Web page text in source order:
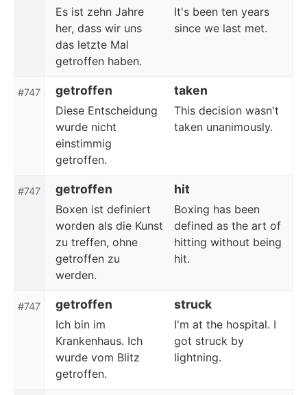
Es ist zehn Jahre
her, dass wir uns
das letzte Mal
getroffen haben.
It's been ten years
since we last met.
#747 getroffen taken
Diese Entscheidung
wurde nicht
einstimmig
getroffen.
This decision wasn't
taken unanimously.
#747 getroffen hit
Boxen ist definiert
worden als die Kunst
zu treffen, ohne
getroffen zu
werden.
Boxing has been
defined as the art of
hitting without being
hit.
#747 getroffen struck
Ich bin im
Krankenhaus. Ich
wurde vom Blitz
getroffen.
I'm at the hospital. I
got struck by
lightning.